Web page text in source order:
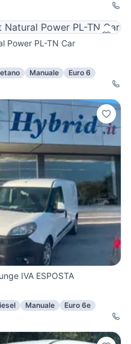
Power PL-TN Car
Manuale
Euro 6
IVA ESPOSTA
Manuale
Euro 6e